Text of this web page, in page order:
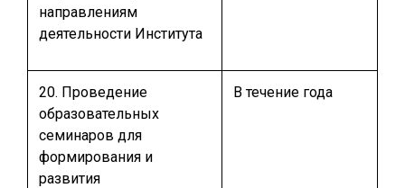
направлениям
деятельности Института
20. Проведение
образовательных
семинаров для
формирования и
развития
В течение года